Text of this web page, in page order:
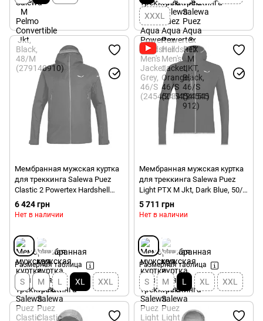
XXXL
Мембранная мужская куртка
для треккинга Salewa Puez
Clastic 2 Powertex Hardshell
Men's Jacket, Dark Blue, 52/XL
(277963980)
6 424 грн
Нет в наличии
Размерная таблица
S M L XL XXL
Мембранная мужская куртка
для треккинга Salewa Puez
Light PTX M Jkt, Dark Blue, 50/L
(277293980)
5 711 грн
Нет в наличии
Размерная таблица
S M L XL XXL